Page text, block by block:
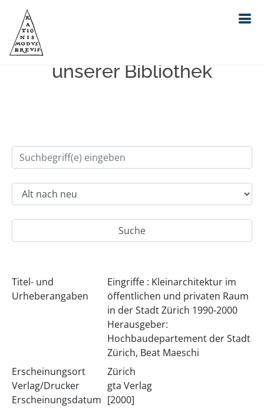
Einfache Suche im Bestand
unserer Bibliothek
Titel- und
Urheberangaben
Eingriffe : Kleinarchitektur im
öffentlichen und privaten Raum
in der Stadt Zürich 1990-2000
Herausgeber:
Hochbaudepartement der Stadt
Zürich, Beat Maeschi
Erscheinungsort
Verlag/Drucker
Erscheinungsdatum
Zürich
gta Verlag
[2000]